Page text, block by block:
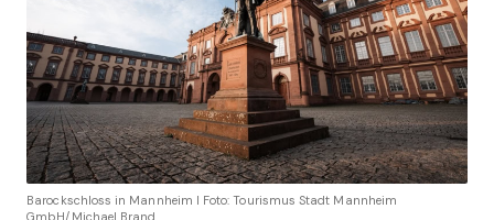
Barockschloss in Mannheim I Foto: Tourismus Stadt Mannheim
GmbH/Michael Brand